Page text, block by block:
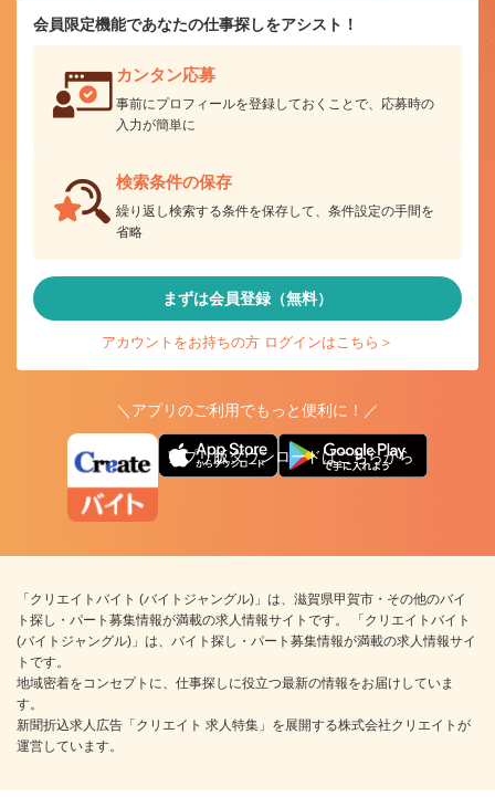
会員限定機能であなたの仕事探しをアシスト！
カンタン応募
事前にプロフィールを登録しておくことで、応募時の
入力が簡単に
検索条件の保存
繰り返し検索する条件を保存して、条件設定の手間を
省略
まずは会員登録（無料）
アカウントをお持ちの方 ログインはこちら＞
＼アプリのご利用でもっと便利に！／
アプリ版ダウンロードはこちらから
「クリエイトバイト (バイトジャングル)」は、滋賀県甲賀市・その他のバイ
ト探し・パート募集情報が満載の求人情報サイトです。 「クリエイトバイト
(バイトジャングル)」は、バイト探し・パート募集情報が満載の求人情報サイ
トです。
地域密着をコンセプトに、仕事探しに役立つ最新の情報をお届けしていま
す。
新聞折込求人広告「クリエイト 求人特集」を展開する株式会社クリエイトが
運営しています。